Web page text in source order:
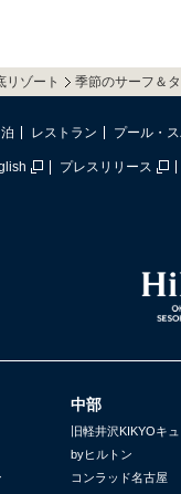
リゾート 季節のサーフ＆
レストラン プール・
プレスリリース
中部
旧軽井沢KIKYOキ
byヒルトン
コンラッド名古屋